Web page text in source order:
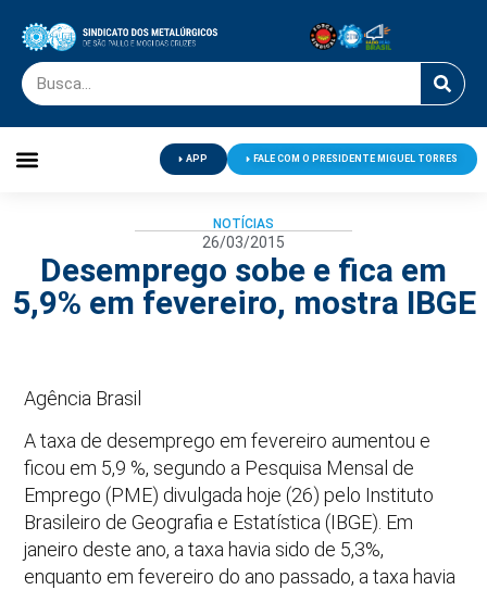
APP FALE COM O PRESIDENTE MIGUEL TORRES
NOTÍCIAS
26/03/2015
Desemprego sobe e fica em
5,9% em fevereiro, mostra IBGE
Agência Brasil
A taxa de desemprego em fevereiro aumentou e
ficou em 5,9 %, segundo a Pesquisa Mensal de
Emprego (PME) divulgada hoje (26) pelo Instituto
Brasileiro de Geografia e Estatística (IBGE). Em
janeiro deste ano, a taxa havia sido de 5,3%,
enquanto em fevereiro do ano passado, a taxa havia